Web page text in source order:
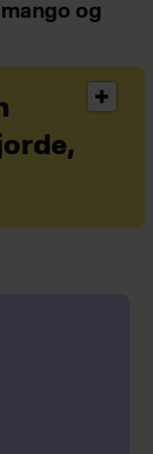
og